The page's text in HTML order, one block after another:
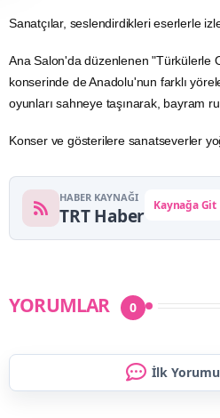
Sanatçılar, seslendirdikleri eserlerle
Ana Salon'da düzenlenen "Türkülerle
konserinde de Anadolu'nun farklı
oyunları sahneye taşınarak, bayram
Konserve gösterilere sanatseverler
HABER KAYNAĞI
TRT Haber Kaynağa Git
YORUMLAR 0
İlk Yorumu